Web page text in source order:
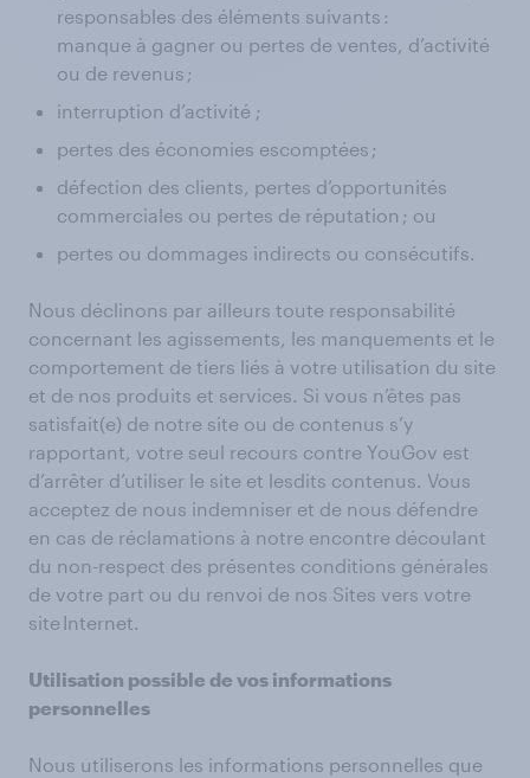
responsables des éléments suivants :
manque à gagner ou pertes de ventes, d’activité
ou de revenus ;
interruption d’activité ;
pertes des économies escomptées ;
défection des clients, pertes d’opportunités
commerciales ou pertes de réputation ; ou
pertes ou dommages indirects ou consécutifs.
Nous déclinons par ailleurs toute responsabilité
concernant les agissements, les manquements et le
comportement de tiers liés à votre utilisation du site
et de nos produits et services. Si vous n’êtes pas
satisfait(e) de notre site ou de contenus s’y
rapportant, votre seul recours contre YouGov est
d’arrêter d’utiliser le site et lesdits contenus. Vous
acceptez de nous indemniser et de nous défendre
en cas de réclamations à notre encontre découlant
du non-respect des présentes conditions générales
de votre part ou du renvoi de nos Sites vers votre
site Internet.
Utilisation possible de vos informations
personnelles
Nous utiliserons les informations personnelles que